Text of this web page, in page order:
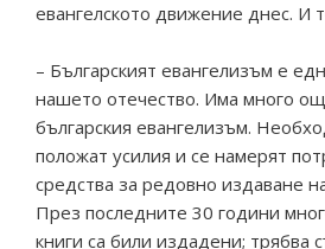
евангелското движение днес. И
– Българският евангелизъм е
нашето отечество. Има много
българския евангелизъм.
положат усилия и се намерят
средства за редовно издаване
През последните 30 години
книги са били издадени; трябва